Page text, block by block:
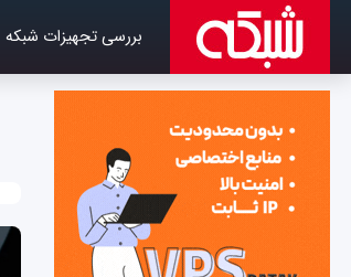
بررسی تجهیزات شبکه